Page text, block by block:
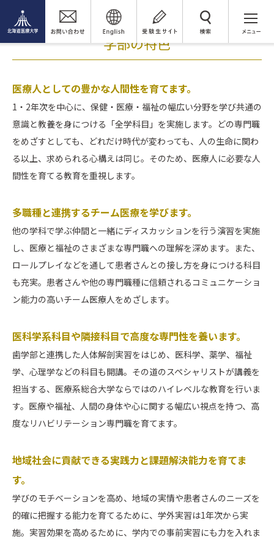
検 索
学部の特色
医療人としての豊かな人間性を育てます。
1・2年次を中心に、保健・医療・福祉の幅広い分野を学び共通の
意識と教養を身につける「全学科目」を実施します。どの専門職
をめざすとしても、どれだけ時代が変わっても、人の生命に関わ
る以上、求められる心構えは同じ。そのため、医療人に必要な人
間性を育てる教育を重視します。
多職種と連携するチーム医療を学びます。
他の学科で学ぶ仲間と一緒にディスカッションを行う演習を実施
し、医療と福祉のさまざまな専門職への理解を深めます。また、
ロールプレイなどを通して患者さんとの接し方を身につける科目
も充実。患者さんや他の専門職種に信頼されるコミュニケーショ
ン能力の高いチーム医療人をめざします。
医科学系科目や隣接科目で高度な専門性を養います。
歯学部と連携した人体解剖実習をはじめ、医科学、薬学、福祉
学、心理学などの科目も開講。その道のスペシャリストが講義を
担当する、医療系総合大学ならではのハイレベルな教育を行いま
す。医療や福祉、人間の身体や心に関する幅広い視点を持つ、高
度なリハビリテーション専門職を育てます。
地域社会に貢献できる実践力と課題解決能力を育てま
す。
学びのモチベーションを高め、地域の実情や患者さんのニーズを
的確に把握する能力を育てるために、学外実習は1年次から実
施。実習効果を高めるために、学内での事前実習にも力を入れま